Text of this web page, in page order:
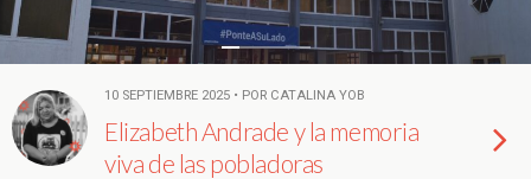
10 SEPTIEMBRE 2025 • POR CATALINA YOB
Elizabeth Andrade y la memoria
viva de las pobladoras